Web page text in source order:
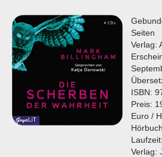
Seiten
Verlag:
ISBN:
Preis:
Euro /
Verlag: